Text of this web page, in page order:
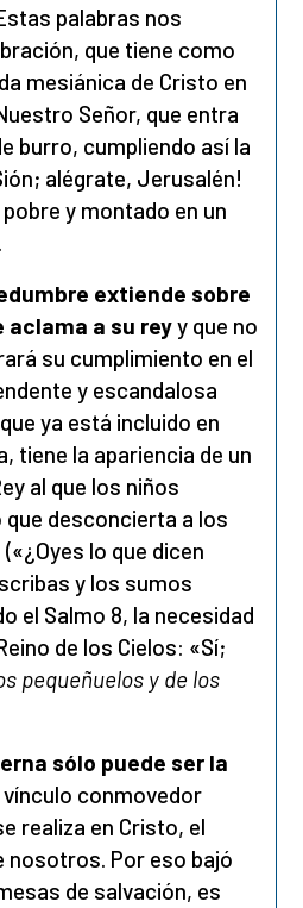
palabras nos
que tiene como
mesiánica de Cristo en
Señor, que entra
burro, cumpliendo así la
alégrate, Jerusalén!
y montado en un
extiende sobre
aclama a su reyy que no
su cumplimiento en el
y escandalosa
ya está incluido en
tiene la apariencia de un
al que los niños
que desconcierta a los
lo que dicen
y los sumos
el Salmo 8, la necesidad
de los Cielos: «Sí;
pequeñuelos y de los
sólo puede ser la
conmovedor
realiza en Cristo, el
nosotros. Por eso bajó
de salvación, es